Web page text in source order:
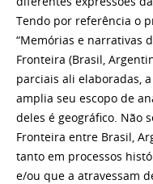
Tendo por referência o
“Memórias e narrativas
Fronteira (Brasil,
parciais ali elaboradas,
amplia seu escopo de
deles é geográfico. Não
Fronteira entre Brasil,
tanto em processos
e/ou que a atravessam